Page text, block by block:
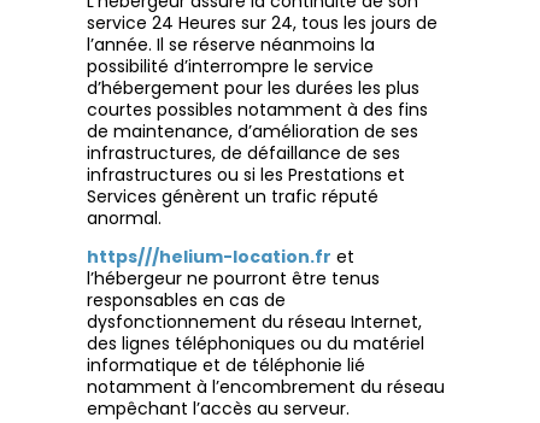
service 24 Heures sur 24, tous les jours de
l’année. Il se réserve néanmoins la
possibilité d’interrompre le service
d’hébergement pour les durées les plus
courtes possibles notamment à des fins
de maintenance, d’amélioration de ses
infrastructures, de défaillance de ses
infrastructures ou si les Prestations et
Services génèrent un trafic réputé
anormal.
https///helium-location.fr et
l’hébergeur ne pourront être tenus
responsables en cas de
dysfonctionnement du réseau Internet,
des lignes téléphoniques ou du matériel
informatique et de téléphonie lié
notamment à l’encombrement du réseau
empêchant l’accès au serveur.